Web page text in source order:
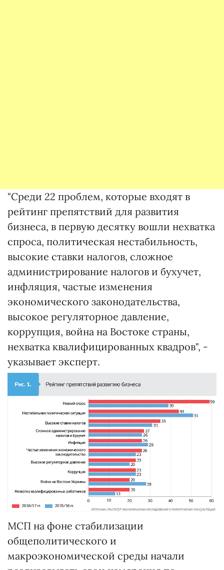
"Среди 22 проблем, которые входят в
рейтинг препятствий для развития
бизнеса, в первую десятку вошли нехватка
спроса, политическая нестабильность,
высокие ставки налогов, сложное
администрирование налогов и бухучет,
инфляция, частые изменения
экономического законодательства,
высокое регуляторное давление,
коррупция, война на Востоке страны,
нехватка квалифицированных квадров", -
указывает эксперт.
МСП на фоне стабилизации
общеполитического и
макроэкономической среды начали